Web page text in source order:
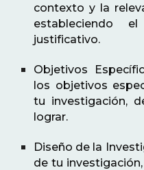
contexto y la
estableciendo
justificativo.
Objetivos
los objetivos
tu investigación,
lograr.
Diseño de la
de tu